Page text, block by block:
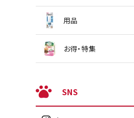
用品
お得・特集
SNS